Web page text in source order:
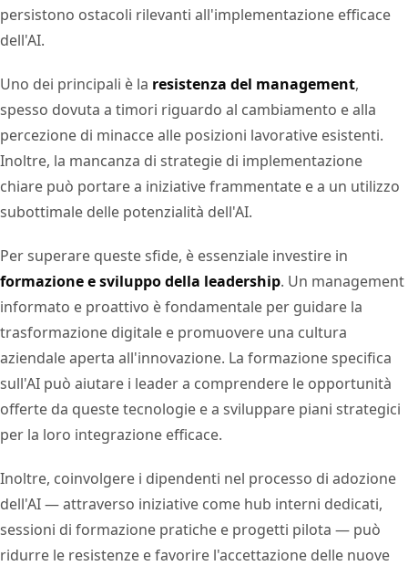
persistono ostacoli rilevanti all'implementazione efficace
dell'AI.
Uno dei principali è la resistenza del management,
spesso dovuta a timori riguardo al cambiamento e alla
percezione di minacce alle posizioni lavorative esistenti.
Inoltre, la mancanza di strategie di implementazione
chiare può portare a iniziative frammentate e a un utilizzo
subottimale delle potenzialità dell'AI.
Per superare queste sfide, è essenziale investire in
formazione e sviluppo della leadership. Un management
informato e proattivo è fondamentale per guidare la
trasformazione digitale e promuovere una cultura
aziendale aperta all'innovazione. La formazione specifica
sull'AI può aiutare i leader a comprendere le opportunità
offerte da queste tecnologie e a sviluppare piani strategici
per la loro integrazione efficace.
Inoltre, coinvolgere i dipendenti nel processo di adozione
dell'AI — attraverso iniziative come hub interni dedicati,
sessioni di formazione pratiche e progetti pilota — può
ridurre le resistenze e favorire l'accettazione delle nuove